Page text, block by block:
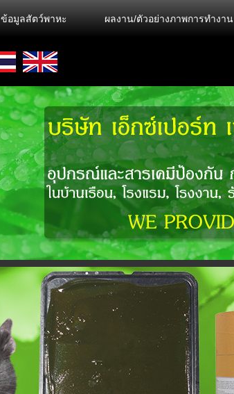
ข้อมูลสัตว์พาหะ ผลงาน/ตัวอย่างภาพการทำงาน